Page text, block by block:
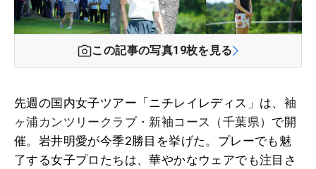
この記事の写真19枚を見る
先週の国内女子ツアー「ニチレイレディス」は、 袖
ヶ浦カンツリークラブ・新袖コース（千葉県） で開
催。岩井明愛が今季2勝目を挙げた。プレーでも魅
了する女子プロたちは、華やかなウェアでも注目さ